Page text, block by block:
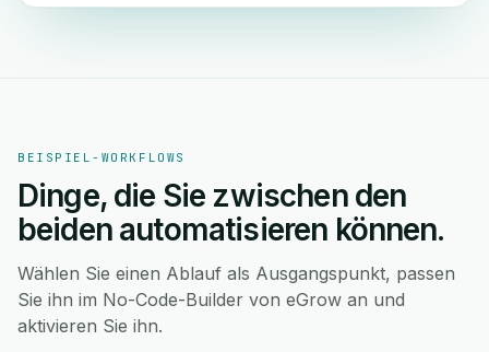
BEISPIEL-WORKFLOWS
Dinge, die Sie zwischen den
beiden automatisieren können.
Wählen Sie einen Ablauf als Ausgangspunkt, passen
Sie ihn im No-Code-Builder von eGrow an und
aktivieren Sie ihn.